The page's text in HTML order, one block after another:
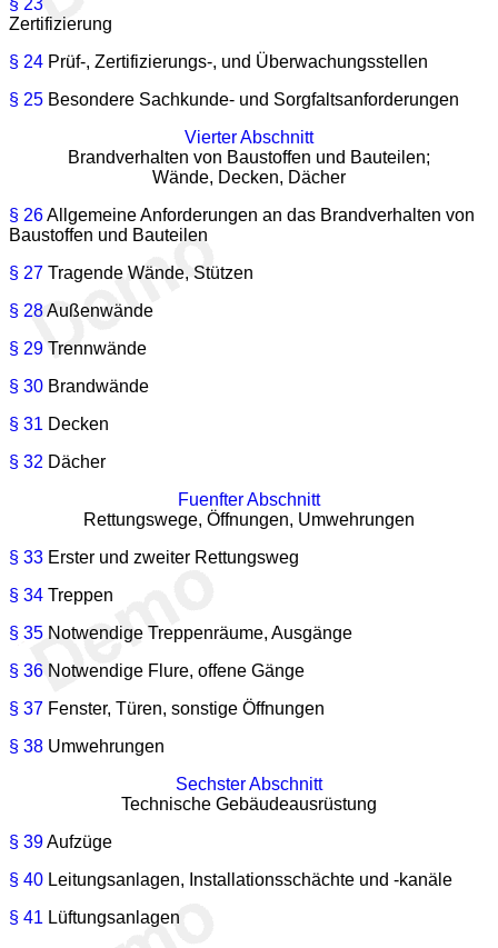
Zertifizierung
§ 24 Prüf-, Zertifizierungs-, und Überwachungsstellen
§ 25 Besondere Sachkunde- und Sorgfaltsanforderungen
Vierter Abschnitt
Brandverhalten von Baustoffen und Bauteilen;
Wände, Decken, Dächer
§ 26Allgemeine Anforderungen an das Brandverhalten von
Baustoffen und Bauteilen
§ 27 Tragende Wände, Stützen
§ 28Außenwände
§ 29 Trennwände
§ 30 Brandwände
§ 31 Decken
§ 32 Dächer
Fuenfter Abschnitt
Rettungswege, Öffnungen, Umwehrungen
§ 33 Erster und zweiter Rettungsweg
§ 34 Treppen
§ 35 Notwendige Treppenräume, Ausgänge
§ 36 Notwendige Flure, offene Gänge
§ 37 Fenster, Türen, sonstige Öffnungen
§ 38 Umwehrungen
Sechster Abschnitt
Technische Gebäudeausrüstung
§ 39Aufzüge
§ 40 Leitungsanlagen, Installationsschächte und -kanäle
§ 41 Lüftungsanlagen